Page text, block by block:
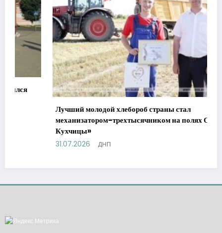
Лучший молодой хлебороб страны стал
механизатором-трехтысячником на полях ОАО »
ДНП